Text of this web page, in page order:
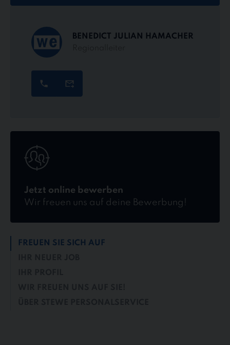
BENEDICT JULIAN HAMACHER
Jetzt online bewerben
Wir freuen uns auf deine Bewerbung!
online
bewerben
FREUEN SIE SICH AUF